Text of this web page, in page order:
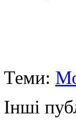
Теми:
Інші